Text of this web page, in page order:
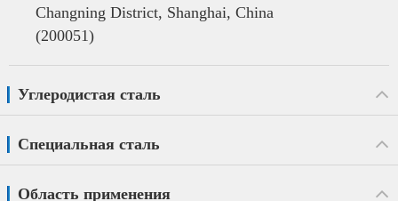
Changning District, Shanghai, China
(200051)
Углеродистая сталь
Специальная сталь
Область применения